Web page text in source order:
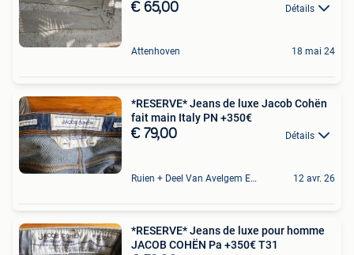
€ 65,00 Détails
Attenhoven 18 mai 24
*RESERVE* Jeans de luxe Jacob Cohën
fait main Italy PN +350€
€ 79,00 Détails
Ruien + Deel Van Avelgem En Waarmaarde 12 avr. 26
*RESERVE* Jeans de luxe pour homme
JACOB COHËN Pa +350€ T31